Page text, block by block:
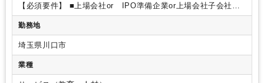
【必須要件】
■上場会社or IPO準備企業or上場会社子会社で
の会計実務経験３年以上■1人で税前までの業務を完結できる
能力を有する方
■コミュニケーションを円滑に取れる方
何事も最後までやり抜く事ができる方
勤務地
埼玉県川口市
業種